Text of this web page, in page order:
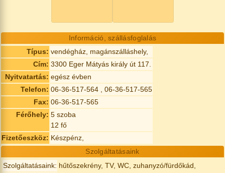
Információ, szállásfoglalás
Típus: vendégház, magánszálláshely,
Cím: 3300 Eger Mátyás király út 117.
Nyitvatartás: egész évben
Telefon: 06-36-517-564 , 06-36-517-565
Fax: 06-36-517-565
Férőhely: 5 szoba
12 fő
Fizetőeszköz: Készpénz,
Szolgáltatásaink
Szolgáltatásaink: hűtőszekrény, TV, WC, zuhanyzó/fürdőkád,